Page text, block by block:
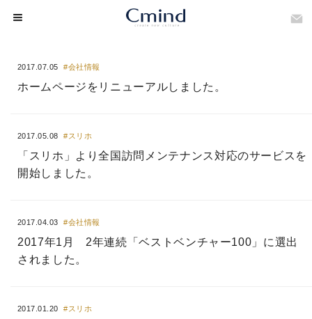
2017.07.05 #会社情報
ホームページをリニューアルしました。
2017.05.08 #スリホ
「スリホ」より全国訪問メンテナンス対応のサービスを
開始しました。
2017.04.03 #会社情報
2017年1月 2年連続「ベストベンチャー100」に選出
されました。
2017.01.20 #スリホ